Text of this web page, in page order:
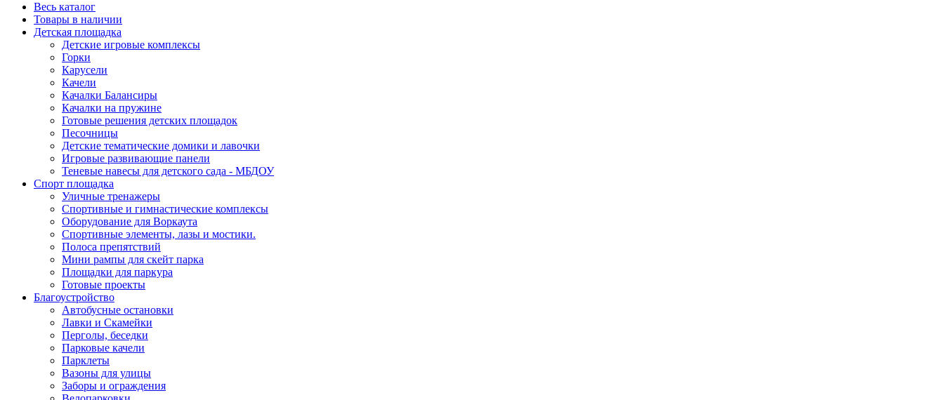
Весь каталог
Товары в наличии
Детская площадка
Детские игровые комплексы
Горки
Карусели
Качели
Качалки Балансиры
Качалки на пружине
Готовые решения детских площадок
Песочницы
Детские тематические домики и лавочки
Игровые развивающие панели
Теневые навесы для детского сада - МБДОУ
Спорт площадка
Уличные тренажеры
Спортивные и гимнастические комплексы
Оборудование для Воркаута
Спортивные элементы, лазы и мостики.
Полоса препятствий
Мини рампы для скейт парка
Площадки для паркура
Готовые проекты
Благоустройство
Автобусные остановки
Лавки и Скамейки
Перголы, беседки
Парковые качели
Парклеты
Вазоны для улицы
Заборы и ограждения